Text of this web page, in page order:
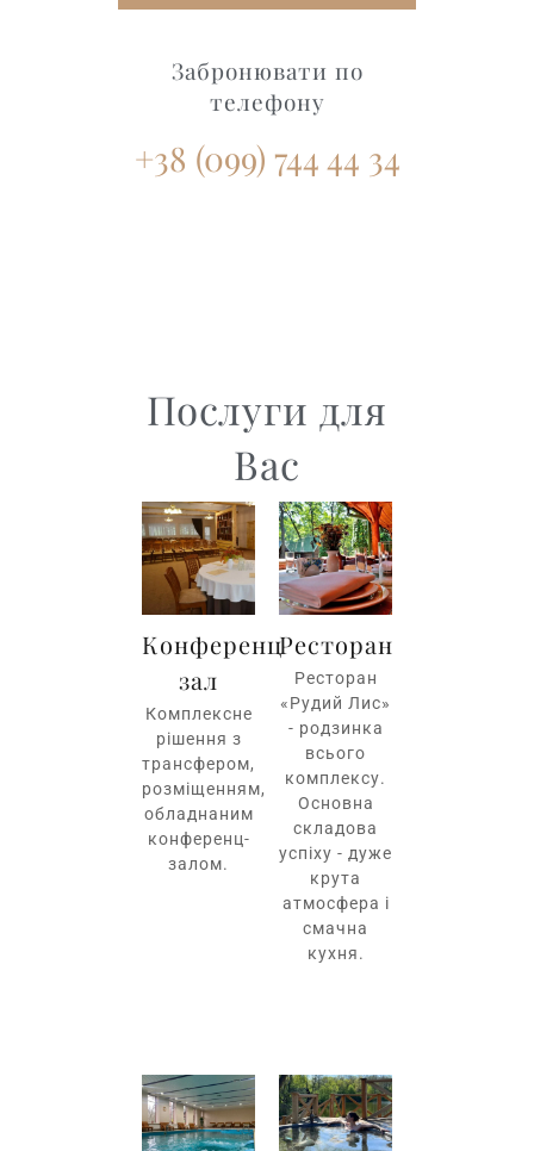
Забронювати по
телефону
+38 (099) 744 44 34‭
Послуги для
Вас
Конференц
зал
Комплексне
рішення з
трансфером,
розміщенням,
обладнаним
конференц-
залом.
Ресторан
Ресторан
«Рудий Лис»
- родзинка
всього
комплексу.
Основна
складова
успіху - дуже
крута
атмосфера і
смачна
кухня.